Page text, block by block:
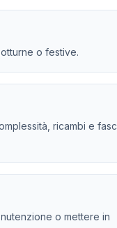
o festive.
ricambi e
o mettere in